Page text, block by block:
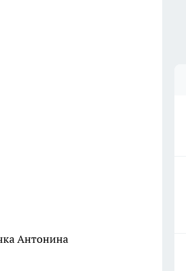
Антонина